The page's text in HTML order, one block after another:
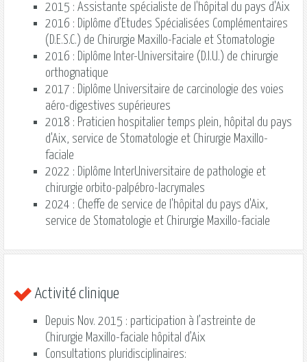
2015 : Assistante spécialiste de l'hôpital du pays d'Aix
2016 : Diplôme d’Etudes Spécialisées Complémentaires
(D.E.S.C.) de Chirurgie Maxillo-Faciale et Stomatologie
2016 : Diplôme Inter-Universitaire (D.I.U.) de chirurgie
orthognatique
2017 : Diplôme Universitaire de carcinologie des voies
aéro-digestives supérieures
2018 : Praticien hospitalier temps plein, hôpital du pays
d'Aix, service de Stomatologie et Chirurgie Maxillo-
faciale
2022 : Diplôme InterUniversitaire de pathologie et
chirurgie orbito-palpébro-lacrymales
2024 : Cheffe de service de l'hôpital du pays d'Aix,
service de Stomatologie et Chirurgie Maxillo-faciale
Activité clinique
Depuis Nov. 2015 : participation à l’astreinte de
Chirurgie Maxillo-faciale hôpital d’Aix
Consultations pluridisciplinaires: